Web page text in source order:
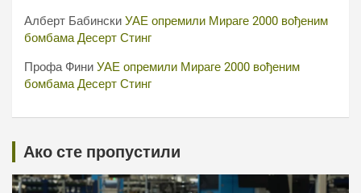
Алберт Бабински УАЕ опремили Мираге 2000 вођеним
бомбама Десерт Стинг
Профа Фини УАЕ опремили Мираге 2000 вођеним
бомбама Десерт Стинг
Ако сте пропустили